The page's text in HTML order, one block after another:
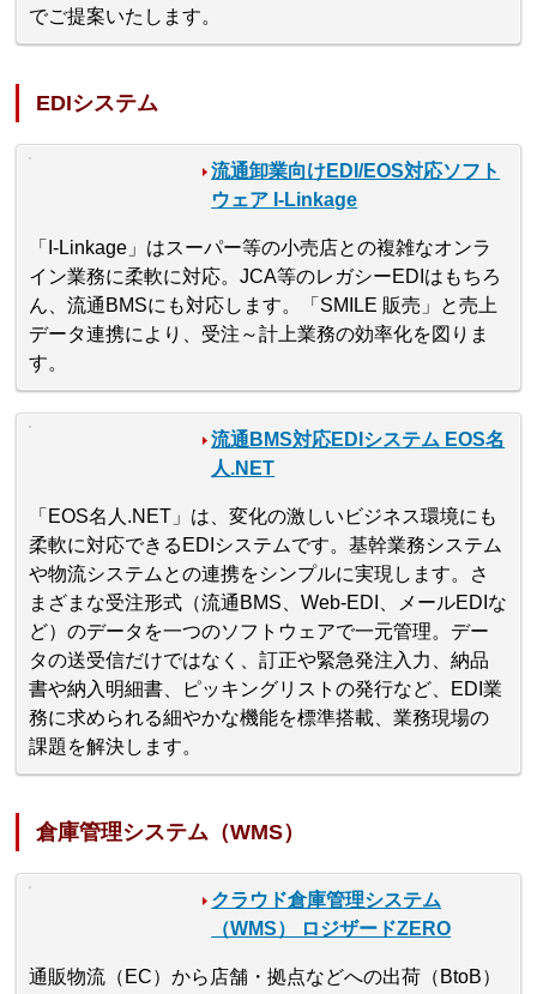
でご提案いたします。
EDIシステム
流通卸業向けEDI/EOS対応ソフト
ウェア I-Linkage
「I-Linkage」はスーパー等の小売店との複雑なオンラ
イン業務に柔軟に対応。JCA等のレガシーEDIはもちろ
ん、流通BMSにも対応します。「SMILE 販売」と売上
データ連携により、受注～計上業務の効率化を図りま
す。
流通BMS対応EDIシステム EOS名
人.NET
「EOS名人.NET」は、変化の激しいビジネス環境にも
柔軟に対応できるEDIシステムです。基幹業務システム
や物流システムとの連携をシンプルに実現します。さ
まざまな受注形式（流通BMS、Web-EDI、メールEDIな
ど）のデータを一つのソフトウェアで一元管理。デー
タの送受信だけではなく、訂正や緊急発注入力、納品
書や納入明細書、ピッキングリストの発行など、EDI業
務に求められる細やかな機能を標準搭載、業務現場の
課題を解決します。
倉庫管理システム（WMS）
クラウド倉庫管理システム
（WMS） ロジザードZERO
通販物流（EC）から店舗・拠点などへの出荷（BtoB）